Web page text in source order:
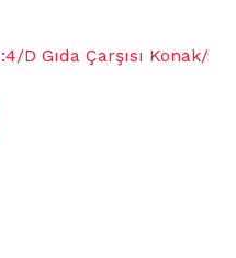
D Gıda Çarşısı Konak/